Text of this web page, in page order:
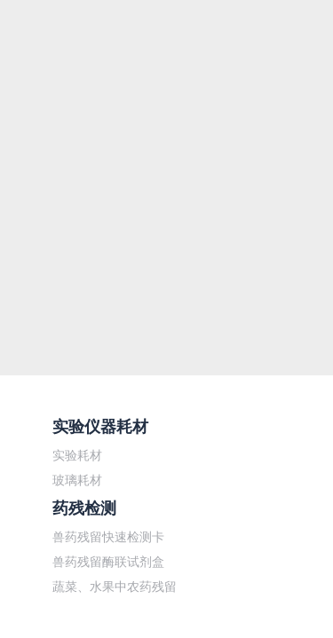
实验仪器耗材
实验耗材
玻璃耗材
药残检测
兽药残留快速检测卡
兽药残留酶联试剂盒
蔬菜、水果中农药残留